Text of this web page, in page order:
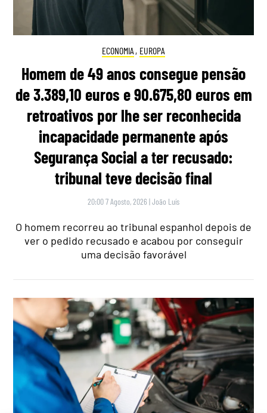
ECONOMIA , EUROPA
Homem de 49 anos consegue pensão
de 3.389,10 euros e 90.675,80 euros em
retroativos por lhe ser reconhecida
incapacidade permanente após
Segurança Social a ter recusado:
tribunal teve decisão final
20:00 7 Agosto, 2026 |João Luís
O homem recorreu ao tribunal espanhol depois de
ver o pedido recusado e acabou por conseguir
uma decisão favorável